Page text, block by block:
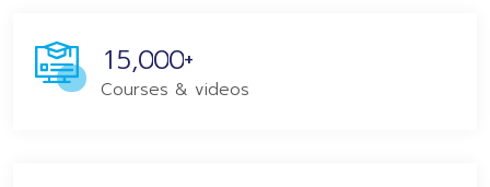
15,000+
Courses & videos